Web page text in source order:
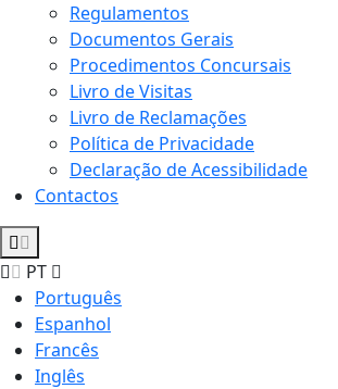
Regulamentos
Documentos Gerais
Procedimentos Concursais
Livro de Visitas
Livro de Reclamações
Política de Privacidade
Declaração de Acessibilidade
Contactos
PT
Português
Espanhol
Francês
Inglês